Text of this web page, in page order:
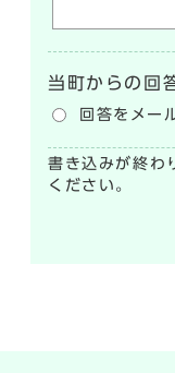
当町からの回
回答をメー
書き込みが終わ
ください。